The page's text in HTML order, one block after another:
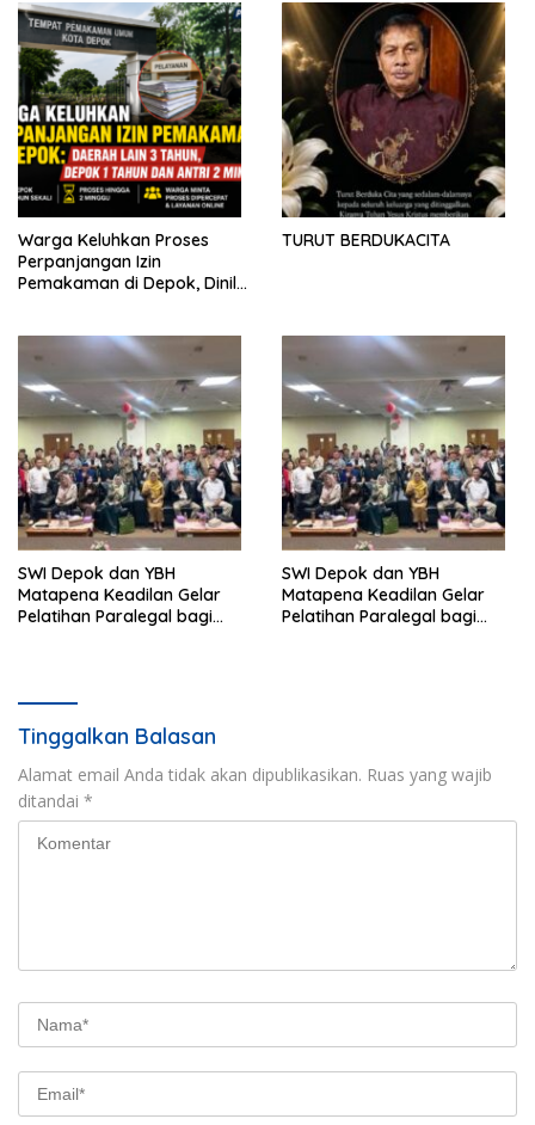
Warga Keluhkan Proses
Perpanjangan Izin
Pemakaman di Depok, Dinilai
TURUT BERDUKACITA
SWI Depok dan YBH
Matapena Keadilan Gelar
Pelatihan Paralegal bagi
SWI Depok dan YBH
Matapena Keadilan Gelar
Pelatihan Paralegal bagi
Tinggalkan Balasan
Alamat email Anda tidak akan dipublikasikan. Ruas yang wajib
ditandai *